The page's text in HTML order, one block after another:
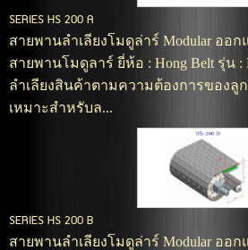
SERIES HS 200 A
สายพานลำเลียงโมดูล่าร์ Modular ออ
สายพานโมดูลาร์ ยี่ห้อ : Hong Belt รุ่น
ลำเลียงสินค้าตามความต้องการของลู
เหมาะสำหรับล...
SERIES HS 200 B
สายพานลำเลียงโมดูล่าร์ Modular ออ